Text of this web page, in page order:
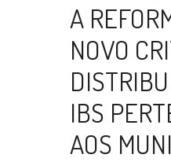
A
NOVO
IBS
AOS